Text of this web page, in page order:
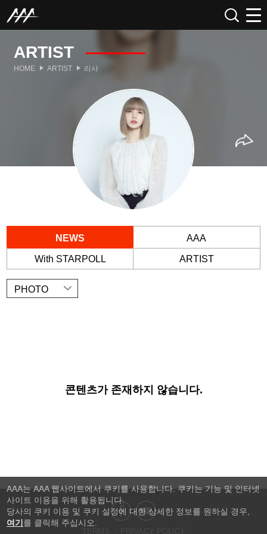
ARTIST
HOME ARTIST 리사
NEWS AAA
With STARPOLL ARTIST
PHOTO
콘텐츠가 존재하지 않습니다.
AAA는 AAA 웹사이트에서 쿠키를 사용합니다. 쿠키는 기능 및 인터넷
사이트 이용을 위해 활용됩니다.
당사의 쿠키 이용 및 쿠키 설정에 대한 상세한 정보를 원하실 경우,
여기 를 클릭해 주십시오.